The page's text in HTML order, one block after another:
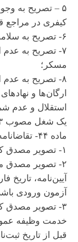
۵ – تصریح به
کیفری در مراجع
۶- تصریح به سلامت روان؛
۷- تصریح به عدم
مسکر؛
۸- تصریح به
استقلال و عدم
یک شغل مصوب ۱۱/۱۰/۱۳۷۳ با الحاقات بعدی.
ماده ۴۴- تقاضانامه باید دارای ضمایم زیر باشد:
۱- تصویر مصدق کلیه صفحات شناسنامه و کارت ملی؛
آیین‌نامه، تاریخ
آزمون ورودی
۳- تصویر مصدق
خدمت وظیفه
قبل از تاریخ